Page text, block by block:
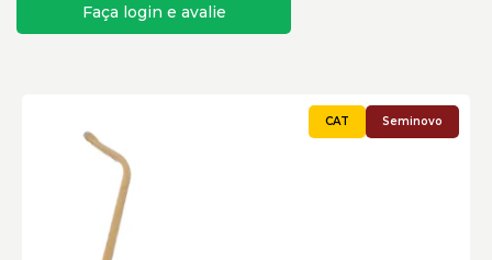
Faça login e avalie
Seminovo